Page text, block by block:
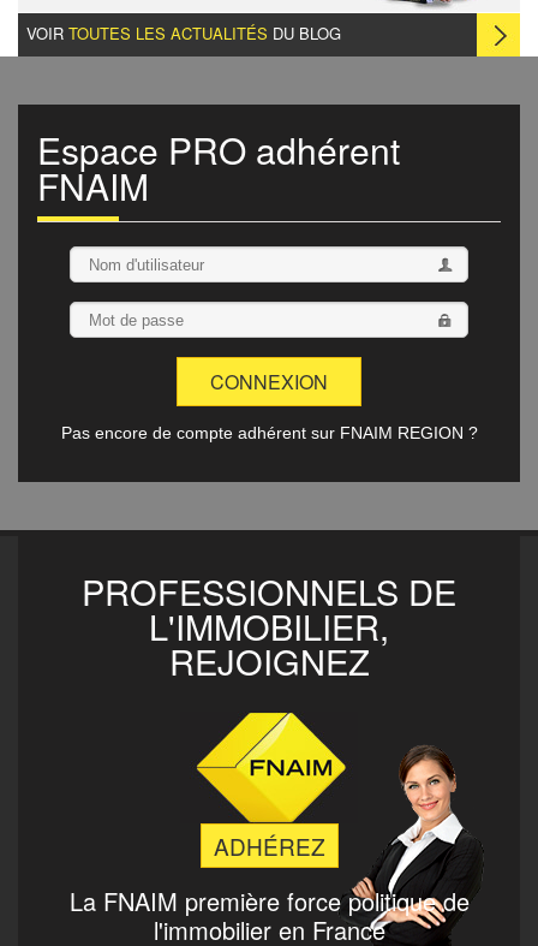
VOIR TOUTES LES ACTUALITÉS DU BLOG
Espace PRO adhérent
FNAIM
Pas encore de compte adhérent sur FNAIM REGION ?
PROFESSIONNELS DE
L'IMMOBILIER,
REJOIGNEZ
ADHÉREZ
La FNAIM première force politique de
l'immobilier en France